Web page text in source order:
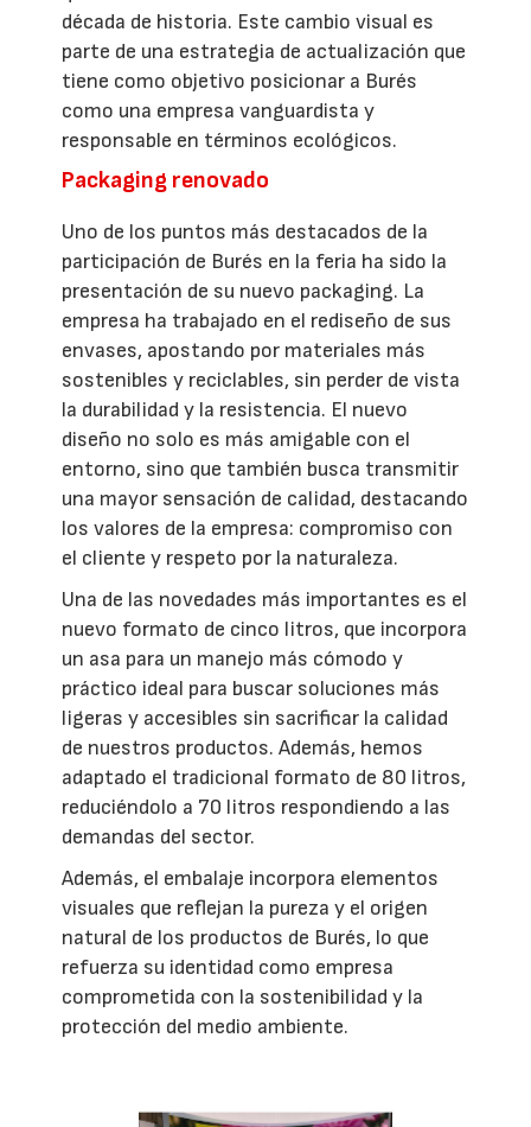
década de historia. Este cambio visual es
parte de una estrategia de actualización que
tiene como objetivo posicionar a Burés
como una empresa vanguardista y
responsable en términos ecológicos.
Packaging renovado
Uno de los puntos más destacados de la
participación de Burés en la feria ha sido la
presentación de su nuevo packaging. La
empresa ha trabajado en el rediseño de sus
envases, apostando por materiales más
sostenibles y reciclables, sin perder de vista
la durabilidad y la resistencia. El nuevo
diseño no solo es más amigable con el
entorno, sino que también busca transmitir
una mayor sensación de calidad, destacando
los valores de la empresa: compromiso con
el cliente y respeto por la naturaleza.
Una de las novedades más importantes es el
nuevo formato de cinco litros, que incorpora
un asa para un manejo más cómodo y
práctico ideal para buscar soluciones más
ligeras y accesibles sin sacrificar la calidad
de nuestros productos. Además, hemos
adaptado el tradicional formato de 80 litros,
reduciéndolo a 70 litros respondiendo a las
demandas del sector.
Además, el embalaje incorpora elementos
visuales que reflejan la pureza y el origen
natural de los productos de Burés, lo que
refuerza su identidad como empresa
comprometida con la sostenibilidad y la
protección del medio ambiente.